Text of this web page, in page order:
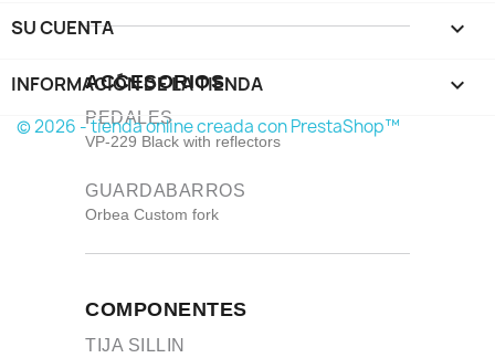
ACCESORIOS
PEDALES
VP-229 Black with reflectors
GUARDABARROS
Orbea Custom fork
COMPONENTES
TIJA SILLIN
SU CUENTA 
INFORMACIÓN DE LA TIENDA keyboard_arrow_down
© 2026 - tienda online creada con PrestaShop™